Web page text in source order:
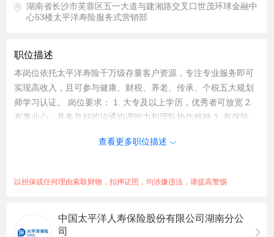
湖南省长沙市芙蓉区五一大道与建湘路交叉口世茂环球金融中
心53楼太平洋寿险服务式营销部
职位描述
本岗位依托太平洋寿险千万级存量客户资源，专注专业服务即可
实现高收入，且可参与健康、财税、养老、传承、个税五大规划
师学习认证。 岗位要求： 1. 大专及以上学历，优秀者可放宽 2.
有事业心，具备良好的沟通协调能力和团队协作精神 3. 有保险、
入构成：岗位双薪+绩效奖金+新人成长津贴等 2. 专属培养：定期
查看更多职位描述
以担保或任何理由索取财物，扣押证照，均涉嫌违法，请提高警惕
中国太平洋人寿保险股份有限公司湖南分公
司